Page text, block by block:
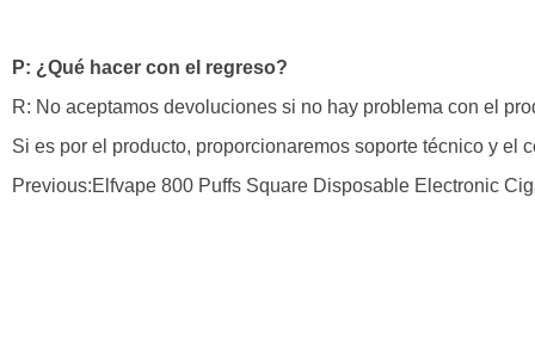
P: ¿Qué hacer con el regreso?
R: No aceptamos devoluciones si no hay problema con el
Si es por el producto, proporcionaremos soporte técnico y el
Previous:Elfvape 800 Puffs Square Disposable Electronic